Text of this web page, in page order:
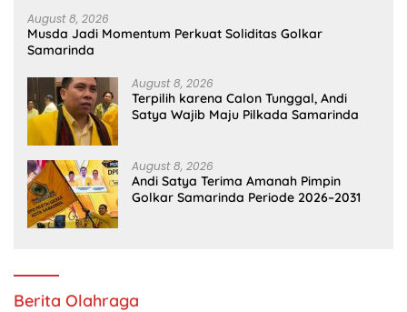
August 8, 2026
Musda Jadi Momentum Perkuat Soliditas Golkar
Samarinda
August 8, 2026
Terpilih karena Calon Tunggal, Andi
Satya Wajib Maju Pilkada Samarinda
August 8, 2026
Andi Satya Terima Amanah Pimpin
Golkar Samarinda Periode 2026–2031
Berita Olahraga